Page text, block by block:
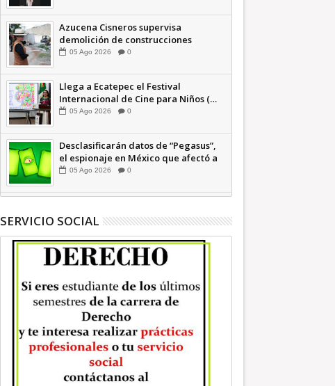
Cisneros: TEEM INFORMATIVA
Azucena Cisneros supervisa
demolición de construcciones
ilegales en zona federal
05 Ago 2026 0
Llega a Ecatepec el Festival
Internacional de Cine para Niños (…
y no tan Niños) +Video INFORMATIVA
05 Ago 2026 0
Desclasificarán datos de “Pegasus”,
el espionaje en México que afectó a
cientos de periodistas *
05 Ago 2026 0
SERVICIO SOCIAL